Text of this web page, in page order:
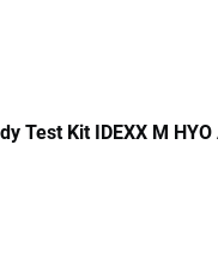
Test Kit IDEXX M HYO